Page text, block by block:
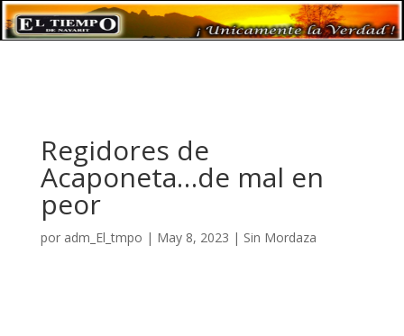
Regidores de
Acaponeta…de mal en
peor
por adm_El_tmpo | May 8, 2023 | Sin Mordaza